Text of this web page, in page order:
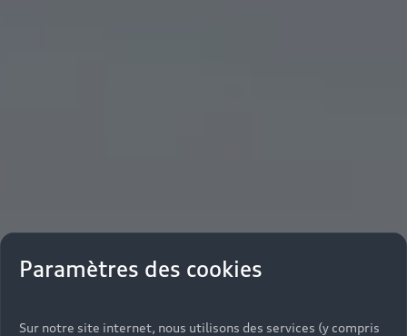
Paramètres des cookies
Sur notre site internet, nous utilisons des services (y compris